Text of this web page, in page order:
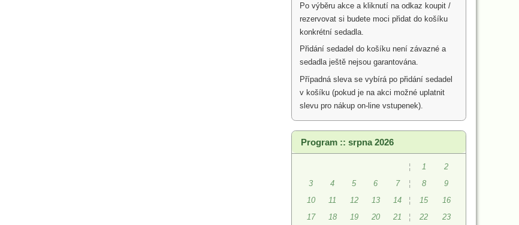
Po výběru akce a kliknutí na odkaz koupit /
rezervovat si budete moci přidat do košíku
konkrétní sedadla.
Přidání sedadel do košíku není závazné a
sedadla ještě nejsou garantována.
Případná sleva se vybírá po přidání sedadel
v košíku (pokud je na akci možné uplatnit
slevu pro nákup on-line vstupenek).
Program :: srpna 2026
¦ 1
2
3
4 5 6 7 ¦ 8
9
10
11 12 13 14 ¦ 15
16
17
18 19 20 21 ¦ 22
23